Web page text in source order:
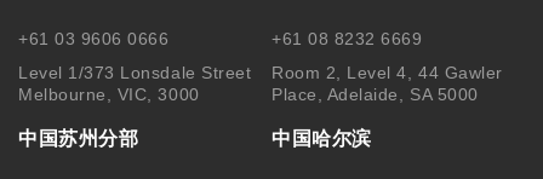
+61 03 9606 0666
Level 1/373 Lonsdale Street
Melbourne, VIC, 3000
+61 08 8232 6669
Room 2, Level 4, 44 Gawler
Place, Adelaide, SA 5000
中国苏州分部 中国哈尔滨